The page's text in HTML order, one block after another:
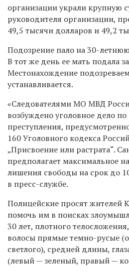
организации украли крупную
руководителя организации,
49,5 тысячи долларов и 49,2
Подозрение пало на 30-
В тот же день ее мать подала
Местонахождение
устанавливается.
«Следователями МО МВД
возбуждено уголовное дело
преступления,
160 Уголовного кодекса
„Присвоение или растрата“.
предполагает максимальное
лишения свободы на срок до
в пресс-службе.
Полицейские просят жителей
помочь им в поисках
30 лет, плотного
волосы прямые темно-русые
светлого), средней длины,
(левый — зеленый, правый —